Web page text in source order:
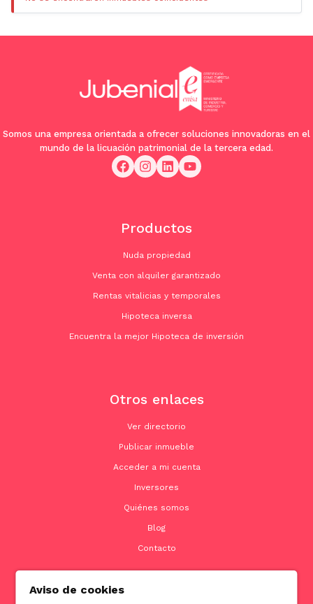
Somos una empresa orientada a ofrecer soluciones innovadoras en el
mundo de la licuación patrimonial de la tercera edad.
Productos
Nuda propiedad
Venta con alquiler garantizado
Rentas vitalicias y temporales
Hipoteca inversa
Encuentra la mejor Hipoteca de inversión
Otros enlaces
Ver directorio
Publicar inmueble
Acceder a mi cuenta
Inversores
Quiénes somos
Blog
Contacto
Aviso de cookies